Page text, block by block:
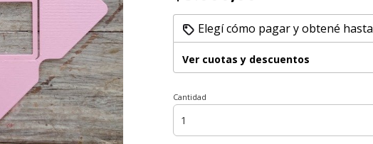
Elegí cómo pagar y obtené hasta
Ver cuotas y descuentos
Cantidad